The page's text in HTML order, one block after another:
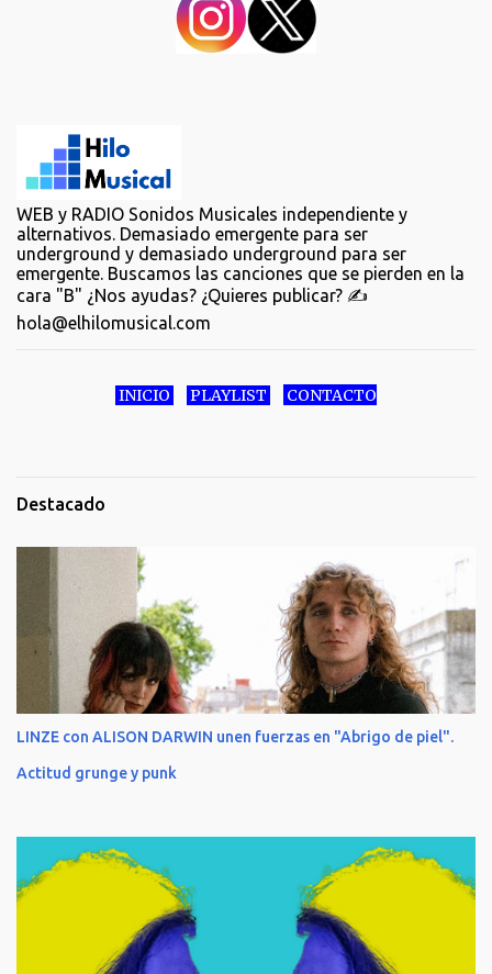
WEB y RADIO Sonidos Musicales independiente y
alternativos. Demasiado emergente para ser
underground y demasiado underground para ser
emergente. Buscamos las canciones que se pierden en la
cara "B" ¿Nos ayudas? ¿Quieres publicar? ✍️
hola@elhilomusical.com
INICIO PLAYLIST CONTACTO
Destacado
LINZE con ALISON DARWIN unen fuerzas en "Abrigo de piel".
Actitud grunge y punk